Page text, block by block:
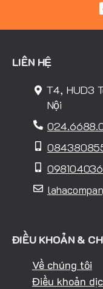
LIÊN HỆ
T4, HUD3
Nội
ĐIỀU KHOẢN &
Về chúng tôi
Điều khoản